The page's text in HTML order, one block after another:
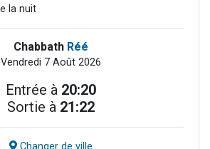
la nuit
Chabbath Réé
Vendredi 7 Août 2026
Entrée à 20:20
Sortie à 21:22
Changer de ville